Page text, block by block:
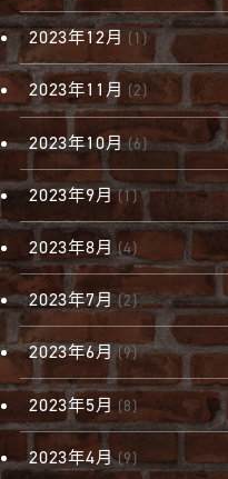
2023年12月 (1)
2023年11月 (2)
2023年10月(6)
2023年9月(1)
2023年8月 (4)
2023年7月(2)
2023年6月 (9)
2023年5月 (8)
2023年4月(9)